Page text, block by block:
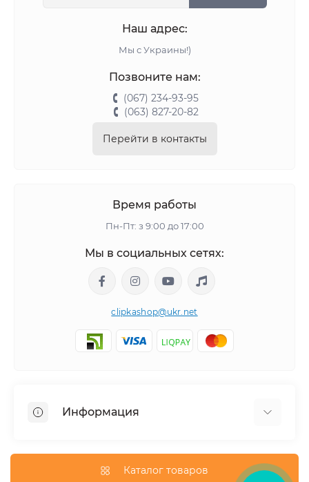
Наш адрес:
Мы с Украины!)
Позвоните нам:
(067) 234-93-95
(063) 827-20-82
Перейти в контакты
Время работы
Пн-Пт: з 9:00 до 17:00
Мы в социальных сетях:
clipkashop@ukr.net
Информация
Каталог товаров